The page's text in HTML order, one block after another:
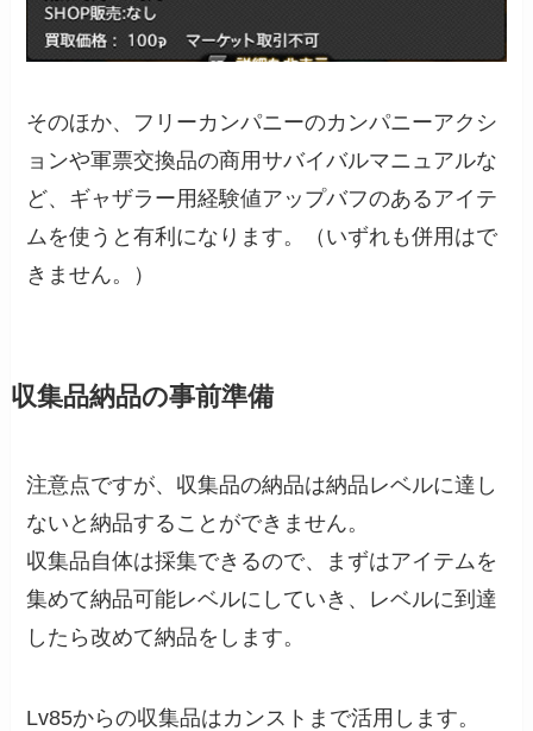
そのほか、フリーカンパニーのカンパニーアクシ
ョンや軍票交換品の商用サバイバルマニュアルな
ど、ギャザラー用経験値アップバフのあるアイテ
ムを使うと有利になります。（いずれも併用はで
きません。）
収集品納品の事前準備
注意点ですが、収集品の納品は納品レベルに達し
ないと納品することができません。
収集品自体は採集できるので、まずはアイテムを
集めて納品可能レベルにしていき、レベルに到達
したら改めて納品をします。
Lv85からの収集品はカンストまで活用します。